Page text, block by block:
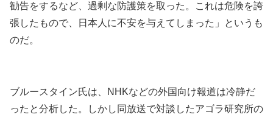
勧告をするなど、過剰な防護策を取った。これは危険を誇
張したもので、日本人に不安を与えてしまった」というも
のだ。
ブルースタイン氏は、NHKなどの外国向け報道は冷静だ
ったと分析した。しかし同放送で対談したアゴラ研究所の